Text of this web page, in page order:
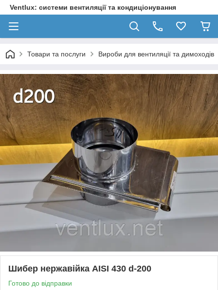
Ventlux: системи вентиляції та кондиціонування
Товари та послуги Вироби для вентиляції та димоходів
Шибер нержавійка AISI 430 d-200
Готово до відправки